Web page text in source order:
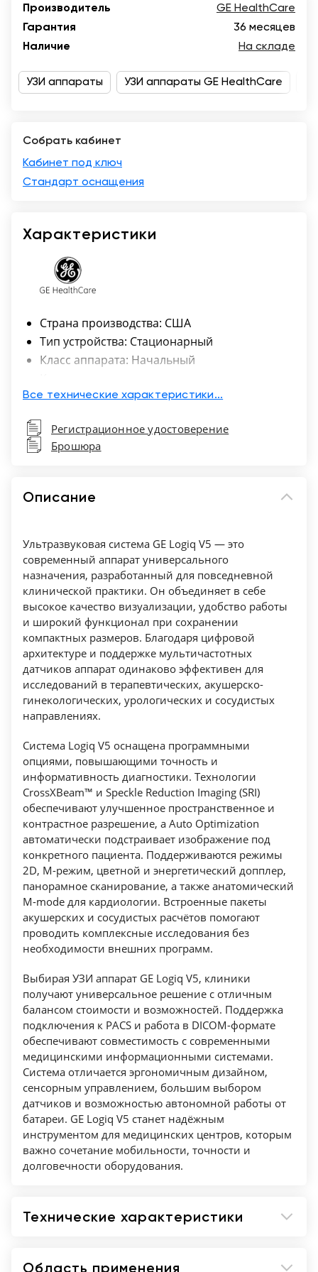
Казань
Производитель
GE HealthCare
Гарантия
36 месяцев
Наличие
На складе
УЗИ аппараты УЗИ аппараты GE HealthCare
Собрать кабинет
Кабинет под ключ
Стандарт оснащения
Характеристики
Страна производства: США
Тип устройства: Стационарный
Класс аппарата: Начальный
датчиков: 3
Все технические характеристики...
Регистрационное удостоверение
Брошюра
Описание
Ультразвуковая система GE Logiq V5 — это
современный аппарат универсального
назначения, разработанный для повседневной
клинической практики. Он объединяет в себе
высокое качество визуализации, удобство работы
и широкий функционал при сохранении
компактных размеров. Благодаря цифровой
архитектуре и поддержке мультичастотных
датчиков аппарат одинаково эффективен для
исследований в терапевтических, акушерско-
гинекологических, урологических и сосудистых
направлениях.
Система Logiq V5 оснащена программными
опциями, повышающими точность и
информативность диагностики. Технологии
CrossXBeam™ и Speckle Reduction Imaging (SRI)
обеспечивают улучшенное пространственное и
контрастное разрешение, а Auto Optimization
автоматически подстраивает изображение под
конкретного пациента. Поддерживаются режимы
2D, M-режим, цветной и энергетический допплер,
панорамное сканирование, а также анатомический
M-mode для кардиологии. Встроенные пакеты
акушерских и сосудистых расчётов помогают
проводить комплексные исследования без
необходимости внешних программ.
Выбирая УЗИ аппарат GE Logiq V5, клиники
получают универсальное решение с отличным
балансом стоимости и возможностей. Поддержка
подключения к PACS и работа в DICOM-формате
обеспечивают совместимость с современными
медицинскими информационными системами.
Система отличается эргономичным дизайном,
сенсорным управлением, большим выбором
датчиков и возможностью автономной работы от
батареи. GE Logiq V5 станет надёжным
инструментом для медицинских центров, которым
важно сочетание мобильности, точности и
долговечности оборудования.
Технические характеристики
Область применения